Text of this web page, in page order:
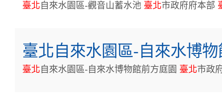
臺北 自來水園區-觀音山蓄水池 臺北市政府府本部
臺北自來水園區-自來水博
臺北 自來水園區-自來水博物館前方庭園 臺北市政